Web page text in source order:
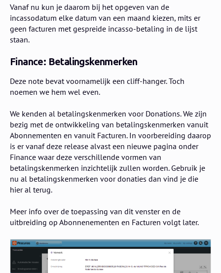
Vanaf nu kun je daarom bij het opgeven van de
incassodatum elke datum van een maand kiezen, mits er
geen facturen met gespreide incasso-betaling in de lijst
staan.
Finance: Betalingskenmerken
Deze note bevat voornamelijk een cliff-hanger. Toch
noemen we hem wel even.
We kenden al betalingskenmerken voor Donations. We zijn
bezig met de ontwikkeling van betalingskenmerken vanuit
Abonnementen en vanuit Facturen. In voorbereiding daarop
is er vanaf deze release alvast een nieuwe pagina onder
Finance waar deze verschillende vormen van
betalingskenmerken inzichtelijk zullen worden. Gebruik je
nu al betalingskenmerken voor donaties dan vind je die
hier al terug.
Meer info over de toepassing van dit venster en de
uitbreiding op Abonnenementen en Facturen volgt later.